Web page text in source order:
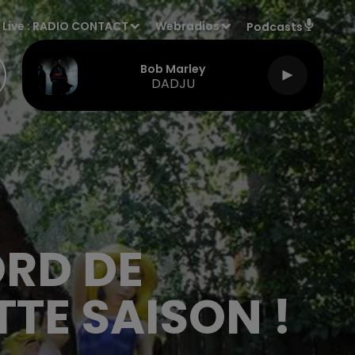
Live :RADIO CONTACT Webradios Podcasts
Bob Marley
DADJU
DE
SAISON !